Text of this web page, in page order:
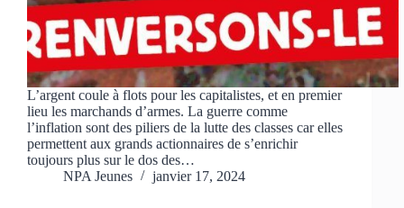
L’argent coule à flots pour les capitalistes, et en premier
lieu les marchands d’armes. La guerre comme
l’inflation sont des piliers de la lutte des classes car elles
permettent aux grands actionnaires de s’enrichir
toujours plus sur le dos des…
NPA Jeunes
janvier 17, 2024